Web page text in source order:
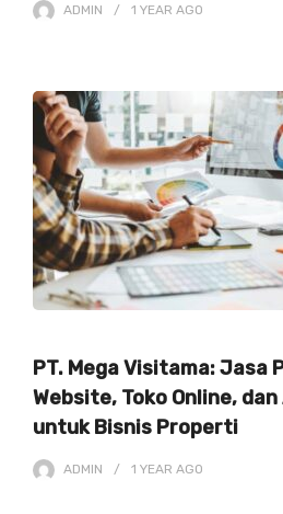
ADMIN 1 YEAR AGO
PT. Mega Visitama: Jasa
Website, Toko Online,
untuk Bisnis Properti
ADMIN 1 YEAR AGO